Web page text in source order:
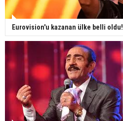
Eurovision'u kazanan ülke belli oldu!